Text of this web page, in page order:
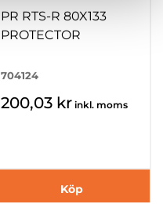
PR RTS-R 80X133
PROTECTOR
704124
200,03 kr inkl. moms
Köp